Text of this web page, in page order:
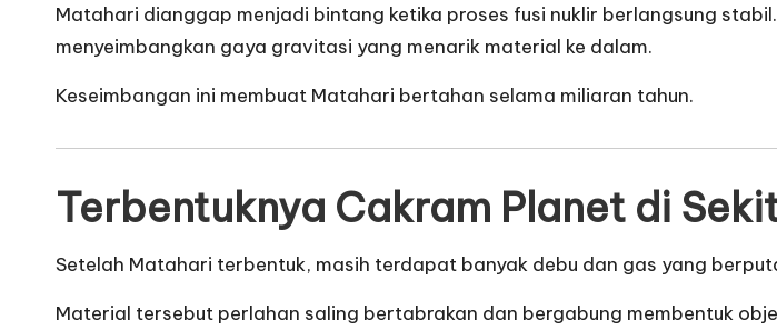
Matahari dianggap menjadi bintang ketika proses fusi nuklir berlangsung
menyeimbangkan gaya gravitasi yang menarik material ke dalam.
Keseimbangan ini membuat Matahari bertahan selama miliaran tahun.
Terbentuknya Cakram Planet di
Setelah Matahari terbentuk, masih terdapat banyak debu dan gas yang
Material tersebut perlahan saling bertabrakan dan bergabung membentuk